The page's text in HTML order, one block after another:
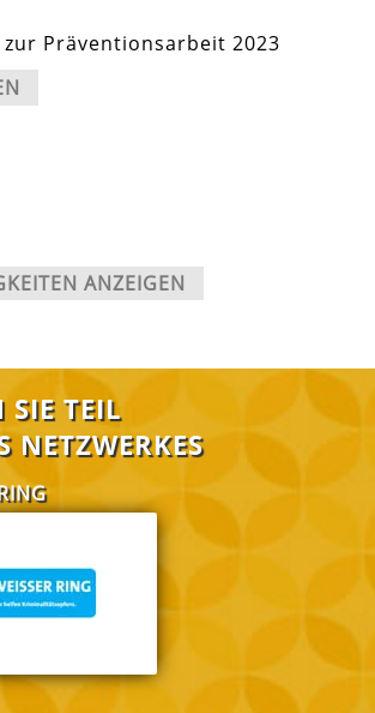
Präventionsarbeit 2023
ANZEIGEN
SIE TEIL
NETZWERKES
FABI